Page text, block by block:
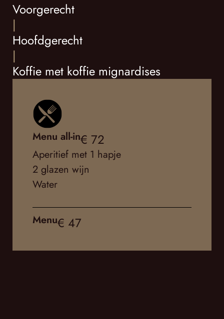
Menu all-in€ 72
Aperitief met 1 hapje
2 glazen wijn
Water
Menu€ 47
Voorgerecht
|
Hoofdgerecht
|
Koffie met koffie mignardises